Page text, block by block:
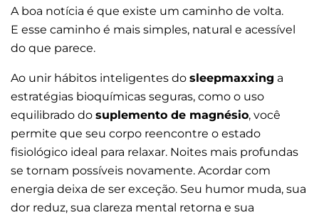
A boa notícia é que existe um caminho de volta.
E esse caminho é mais simples, natural e acessível
do que parece.
Ao unir hábitos inteligentes do sleepmaxxing a
estratégias bioquímicas seguras, como o uso
equilibrado do suplemento de magnésio, você
permite que seu corpo reencontre o estado
fisiológico ideal para relaxar. Noites mais profundas
se tornam possíveis novamente. Acordar com
energia deixa de ser exceção. Seu humor muda, sua
dor reduz, sua clareza mental retorna e sua